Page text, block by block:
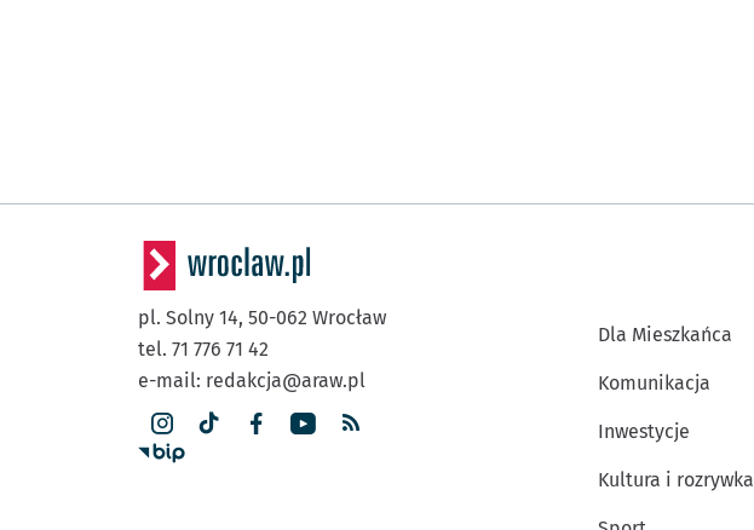
pl. Solny 14, 50-062 Wrocław
tel. 71 776 71 42
e-mail: redakcja@araw.pl
Dla Mieszkańca
Komunikacja
Inwestycje
Kultura i rozrywka